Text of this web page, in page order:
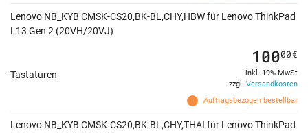
Lenovo NB_KYB CMSK-CS20,BK-BL,CHY,HBW für Lenovo ThinkPad
L13 Gen 2 (20VH/20VJ)
Tastaturen
Auftragsbezogen bestellbar
10000€
inkl. 19% MwSt
zzgl. Versandkosten
Lenovo NB_KYB CMSK-CS20,BK-BL,CHY,THAI für Lenovo ThinkPad